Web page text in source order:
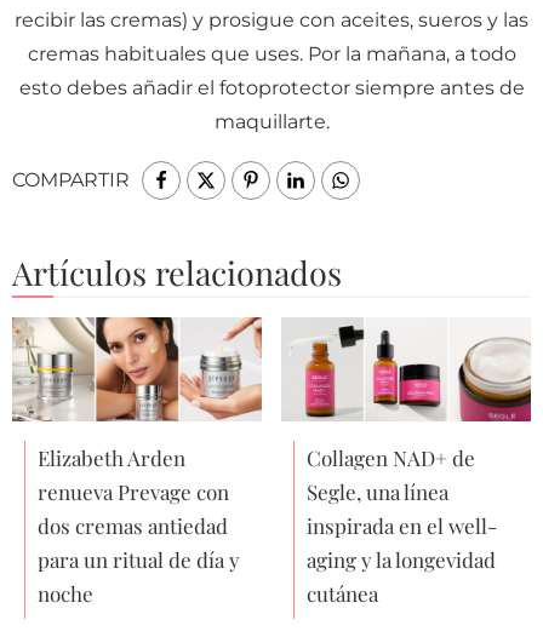
recibir las cremas) y prosigue con aceites, sueros y las
cremas habituales que uses. Por la mañana, a todo
esto debes añadir el fotoprotector siempre antes de
maquillarte.
COMPARTIR
Artículos relacionados
Elizabeth Arden
renueva Prevage con
dos cremas antiedad
para un ritual de día y
noche
Collagen NAD+ de
Segle, una línea
inspirada en el well-
aging y la longevidad
cutánea